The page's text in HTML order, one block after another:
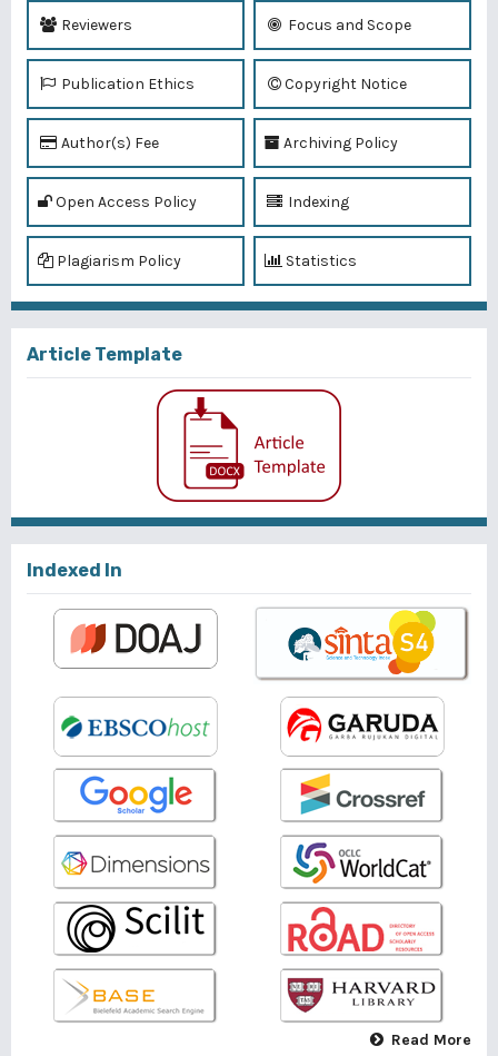
Reviewers Focus and Scope
Publication Ethics Copyright Notice
Author(s) Fee Archiving Policy
Open Access Policy Indexing
Plagiarism Policy Statistics
Article Template
Indexed In
Read More